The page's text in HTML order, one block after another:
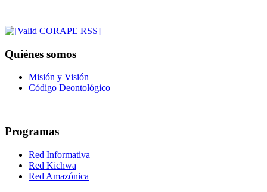
Quiénes somos
Misión y Visión
Código Deontológico
Programas
Red Informativa
Red Kichwa
Red Amazónica